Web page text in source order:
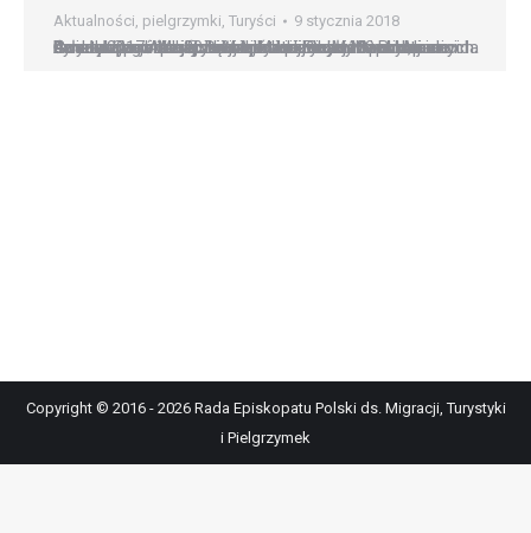
Aktualności, pielgrzymki, Turyści 9 stycznia 2018
Guadalupe i Aparecida najliczniej odwiedzanymi sanktuariami Ameryki Łacińskiej Guadalupe i Aparecida były w 2017 r. najliczniej odwiedzanymi sanktuariami Ameryki Łacińskiej. Do sanktuarium Matki Bożej z Guadalupe w Mieście Meksyk przybyło 20 mln, a do narodowego sanktuarium Matki Bożej Niepokalanie Poczętej w brazylijskiej Aparecidzie – 13 mln wiernych. Guadalupe jest najchętniej odwiedzanym sanktuarium świata. Spośród 20…
Copyright © 2016 - 2026 Rada Episkopatu Polski ds. Migracji, Turystyki
i Pielgrzymek